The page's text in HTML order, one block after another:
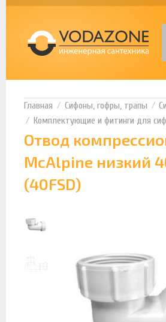
Сифоны, гофры, трапы
Комплектующие и фитинги для
Отвод
McAlpine низкий
(40FSD)